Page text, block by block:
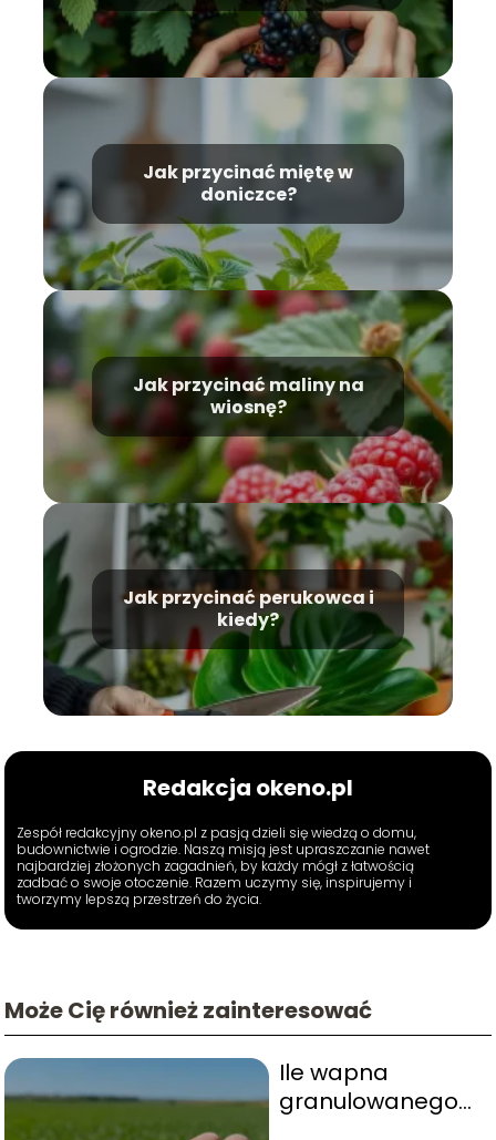
Jak przycinać miętę w
doniczce?
Jak przycinać maliny na
wiosnę?
Jak przycinać perukowca i
kiedy?
Redakcja okeno.pl
Zespół redakcyjny okeno.pl z pasją dzieli się wiedzą o domu,
budownictwie i ogrodzie. Naszą misją jest upraszczanie nawet
najbardziej złożonych zagadnień, by każdy mógł z łatwością
zadbać o swoje otoczenie. Razem uczymy się, inspirujemy i
tworzymy lepszą przestrzeń do życia.
Może Cię również zainteresować
Ile wapna
granulowanego